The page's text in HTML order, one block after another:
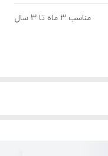
مناسب ۳ ماه تا ۳ سال